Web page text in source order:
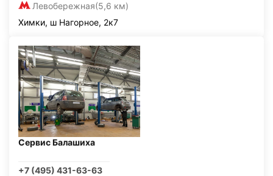
Левобережная(5,6 км)
Химки, ш Нагорное, 2к7
Сервис Балашиха
+7 (495) 431-63-63